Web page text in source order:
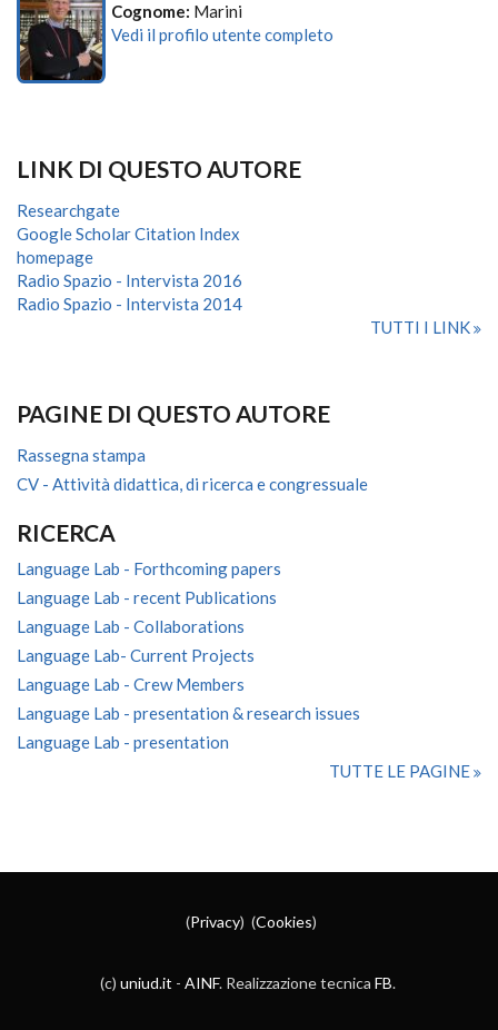
Cognome: Marini
Vedi il profilo utente completo
LINK DI QUESTO AUTORE
Researchgate
Google Scholar Citation Index
homepage
Radio Spazio - Intervista 2016
Radio Spazio - Intervista 2014
TUTTI I LINK
PAGINE DI QUESTO AUTORE
Rassegna stampa
CV - Attività didattica, di ricerca e congressuale
RICERCA
Language Lab - Forthcoming papers
Language Lab - recent Publications
Language Lab - Collaborations
Language Lab- Current Projects
Language Lab - Crew Members
Language Lab - presentation & research issues
Language Lab - presentation
TUTTE LE PAGINE
(Privacy) (Cookies)
(c) uniud.it - AINF. Realizzazione tecnica FB.